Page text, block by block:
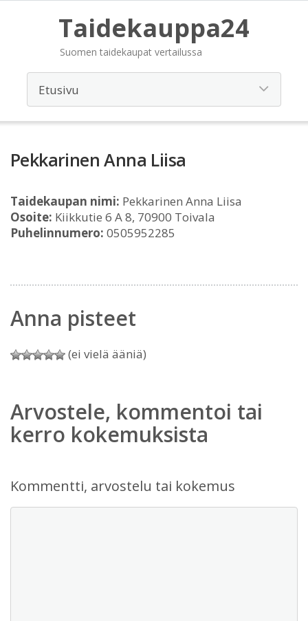
Taidekauppa24
Suomen taidekaupat vertailussa
Pekkarinen Anna Liisa
Taidekaupan nimi: Pekkarinen Anna Liisa
Osoite: Kiikkutie 6 A 8, 70900 Toivala
Puhelinnumero: 0505952285
Anna pisteet
(ei vielä ääniä)
Arvostele, kommentoi tai
kerro kokemuksista
Kommentti, arvostelu tai kokemus